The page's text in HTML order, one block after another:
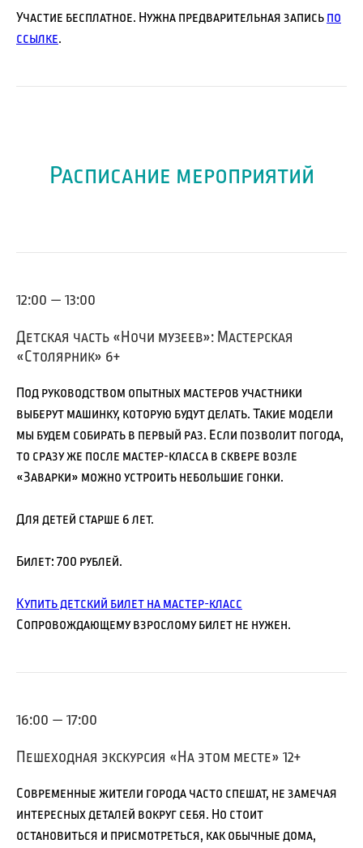
Участие бесплатное. Нужна предварительная запись по
ссылке.
Расписание мероприятий
12:00 — 13:00
Детская часть «Ночи музеев»: Мастерская
«Столярник» 6+
Под руководством опытных мастеров участники
выберут машинку, которую будут делать. Такие модели
мы будем собирать в первый раз. Если позволит погода,
то сразу же после мастер-класса в сквере возле
«Заварки» можно устроить небольшие гонки.
Для детей старше 6 лет.
Билет: 700 рублей.
Купить детский билет на мастер-класс
Сопровождающему взрослому билет не нужен.
16:00 — 17:00
Пешеходная экскурсия «На этом месте» 12+
Современные жители города часто спешат, не замечая
интересных деталей вокруг себя. Но стоит
остановиться и присмотреться, как обычные дома,